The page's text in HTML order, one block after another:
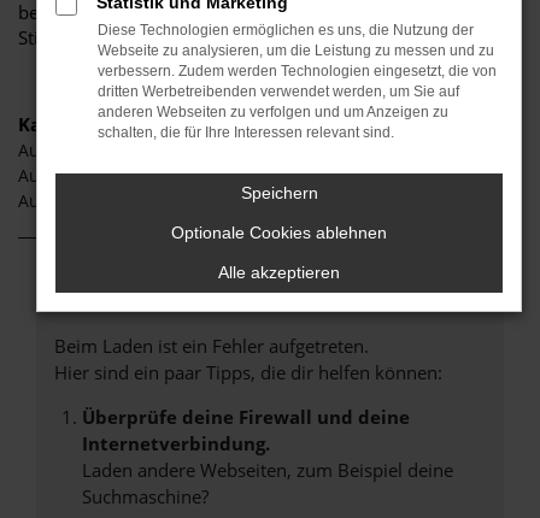
beeindruckende Audi A3 Flotte und warum Autohaus
Stiglmayr die bevorzugte Adresse für Audi A3 Liebhaber ist.
Kategorie
Audi A3 Gebrauchtwagen Pfaffenhofen
Audi A3 Jahreswagen Pfaffenhofen
Audi A3 Pfaffenhofen
Fehler: Network Error
Beim Laden ist ein Fehler aufgetreten.
Hier sind ein paar Tipps, die dir helfen können:
Überprüfe deine Firewall und deine
Internetverbindung.
Laden andere Webseiten, zum Beispiel deine
Suchmaschine?
Diese Technologien ermöglichen es uns, die Nutzung der
Webseite zu analysieren, um die Leistung zu messen und zu
verbessern. Zudem werden Technologien eingesetzt, die von
dritten Werbetreibenden verwendet werden, um Sie auf
anderen Webseiten zu verfolgen und um Anzeigen zu
schalten, die für Ihre Interessen relevant sind.
Speichern
Optionale Cookies ablehnen
Alle akzeptieren